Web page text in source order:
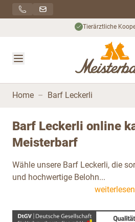
Direkt zum Inhalt
Nachhaltiger
Home – Barf Leckerli
Barf Leckerli online
Meisterbarf
Wähle unsere Barf Leckerli, die
und hochwertige Belohn...
weiterlesen